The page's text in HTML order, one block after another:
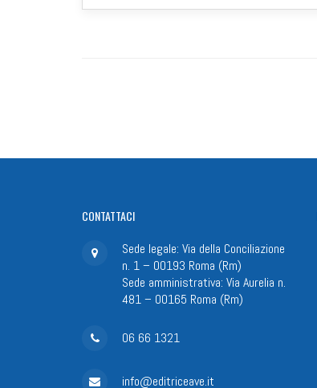
CONTATTACI
Sede legale: Via della Conciliazione
n. 1 – 00193 Roma (Rm)
Sede amministrativa: Via Aurelia n.
481 – 00165 Roma (Rm)
06 66 1321
info@editriceave.it